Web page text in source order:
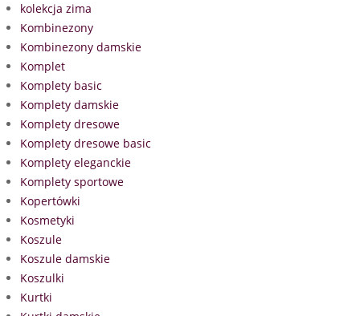
kolekcja zima
Kombinezony
Kombinezony damskie
Komplet
Komplety basic
Komplety damskie
Komplety dresowe
Komplety dresowe basic
Komplety eleganckie
Komplety sportowe
Kopertówki
Kosmetyki
Koszule
Koszule damskie
Koszulki
Kurtki